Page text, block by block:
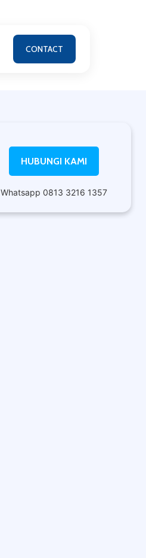
CONTACT
HUBUNGI KAMI
Whatsapp 0813 3216 1357